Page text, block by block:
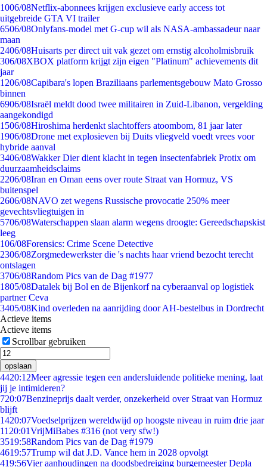
1006/08Netflix-abonnees krijgen exclusieve early access tot
uitgebreide GTA VI trailer
6506/08Onlyfans-model met G-cup wil als NASA-ambassadeur naar
maan
2406/08Huisarts per direct uit vak gezet om ernstig alcoholmisbruik
306/08XBOX platform krijgt zijn eigen "Platinum" achievements dit
jaar
1206/08Capibara's lopen Braziliaans parlementsgebouw Mato Grosso
binnen
6906/08Israël meldt dood twee militairen in Zuid-Libanon, vergelding
aangekondigd
1506/08Hiroshima herdenkt slachtoffers atoombom, 81 jaar later
1906/08Drone met explosieven bij Duits vliegveld voedt vrees voor
hybride aanval
3406/08Wakker Dier dient klacht in tegen insectenfabriek Protix om
duurzaamheidsclaims
2206/08Iran en Oman eens over route Straat van Hormuz, VS
buitenspel
2606/08NAVO zet wegens Russische provocatie 250% meer
gevechtsvliegtuigen in
5706/08Waterschappen slaan alarm wegens droogte: Gereedschapskist
leeg
106/08Forensics: Crime Scene Detective
2306/08Zorgmedewerkster die 's nachts haar vriend bezocht terecht
ontslagen
3706/08Random Pics van de Dag #1977
1805/08Datalek bij Bol en de Bijenkorf na cyberaanval op logistiek
partner Ceva
3405/08Kind overleden na aanrijding door AH-bestelbus in Dordrecht
Actieve items
Actieve items
Scrollbar gebruiken
opslaan
4420:12Meer agressie tegen een andersluidende politieke mening, laat
jij je intimideren?
720:07Benzineprijs daalt verder, onzekerheid over Straat van Hormuz
blijft
1420:07Voedselprijzen wereldwijd op hoogste niveau in ruim drie jaar
11 20:01VrijMiBabes #316 (not very sfw!)
3519:58Random Pics van de Dag #1979
4619:57Trump wil dat J.D. Vance hem in 2028 opvolgt
419:56Vier aanhoudingen na doodsbedreiging burgemeester Depla